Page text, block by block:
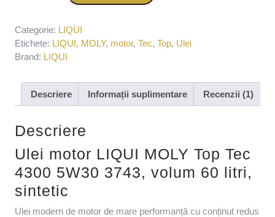
Categorie: LIQUI
Etichete: LIQUI, MOLY, motor, Tec, Top, Ulei
Brand: LIQUI
Descriere Informații suplimentare Recenzii (1)
Descriere
Ulei motor LIQUI MOLY Top Tec
4300 5W30 3743, volum 60 litri,
sintetic
Ulei modern de motor de mare performanță cu conținut redus